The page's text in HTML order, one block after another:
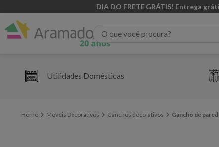
DIA DO FRETE GRÁTIS! Entrega
Utilidades Domésticas
Móveis Decorativos Ganchos decorativos Gancho de